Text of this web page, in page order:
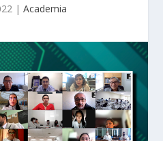
| Academia